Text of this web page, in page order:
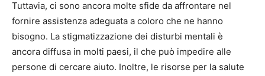
Tuttavia, ci sono ancora molte sfide da affrontare nel
fornire assistenza adeguata a coloro che ne hanno
bisogno. La stigmatizzazione dei disturbi mentali è
ancora diffusa in molti paesi, il che può impedire alle
persone di cercare aiuto. Inoltre, le risorse per la salute